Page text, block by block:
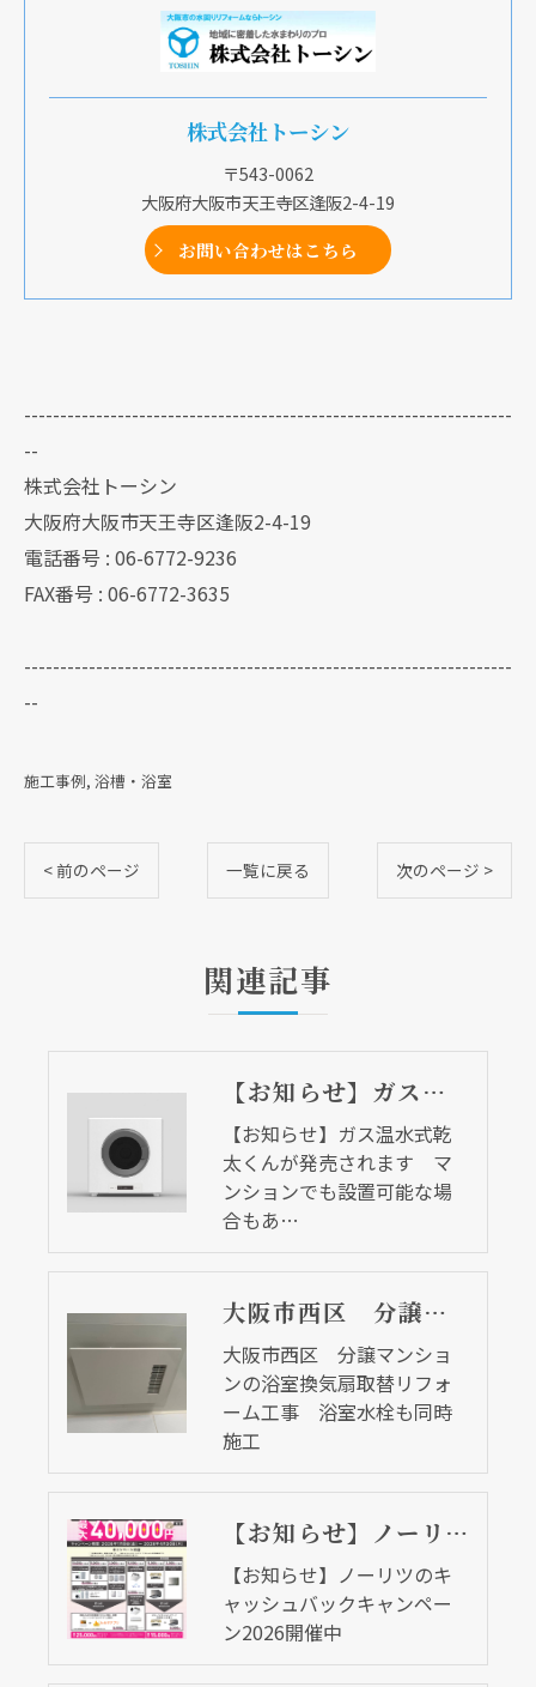
株式会社トーシン
〒543-0062
大阪府大阪市天王寺区逢阪2-4-19
お問い合わせはこちら
--------------------------------------------------------------------
--
株式会社トーシン
大阪府大阪市天王寺区逢阪2-4-19
電話番号 : 06-6772-9236
FAX番号 : 06-6772-3635
--------------------------------------------------------------------
--
施工事例 浴槽・浴室
< 前のページ 一覧に戻る 次のページ >
関連記事
【お知らせ】ガス温水式乾太くんが発売されます マンションでも設置可能な場合もあります
【お知らせ】ガス温水式乾
太くんが発売されます マ
ンションでも設置可能な場
合もあ…
大阪市西区 分譲マンションの浴室換気扇取替リフォーム工事 浴室水栓も同時施工
大阪市西区 分譲マンショ
ンの浴室換気扇取替リフォ
ーム工事 浴室水栓も同時
施工
【お知らせ】ノーリツのキャッシュバックキャンペーン2026開催中
【お知らせ】ノーリツのキ
ャッシュバックキャンペー
ン2026開催中